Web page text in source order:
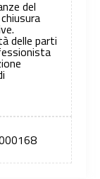
del
delle parti